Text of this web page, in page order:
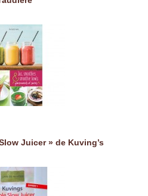
Juicer » de Kuving’s